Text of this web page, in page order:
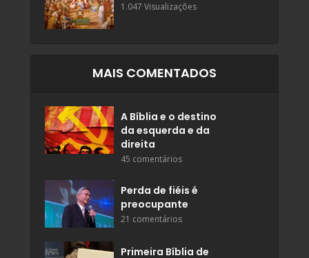
1.047 Visualizações
MAIS COMENTADOS
A Bíblia e o destino
da esquerda e da
direita
45 comentários
Perda de fiéis é
preocupante
21 comentários
Primeira Bíblia de